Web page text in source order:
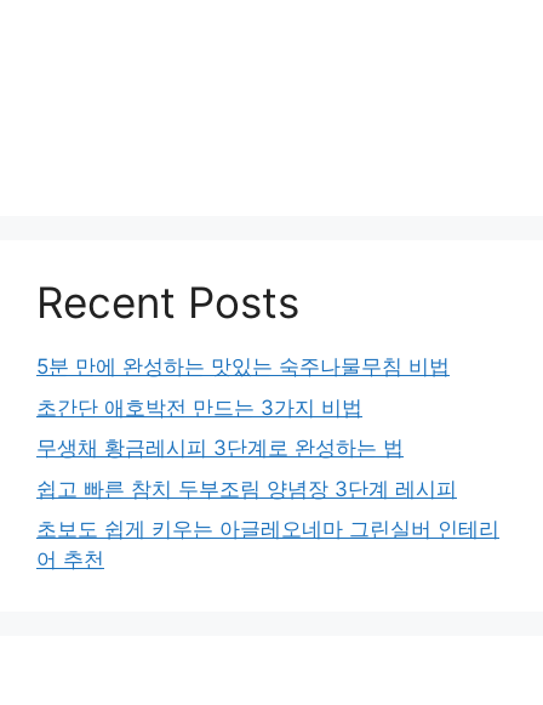
Recent Posts
5분 만에 완성하는 맛있는 숙주나물무침 비법
초간단 애호박전 만드는 3가지 비법
무생채 황금레시피 3단계로 완성하는 법
쉽고 빠른 참치 두부조림 양념장 3단계 레시피
초보도 쉽게 키우는 아글레오네마 그린실버 인테리
어 추천